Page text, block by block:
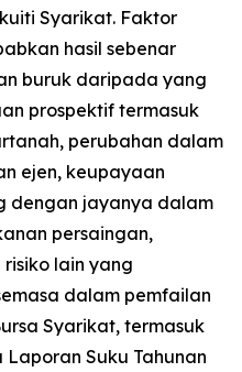
Syarikat. Faktor
hasil sebenar
buruk daripada yang
prospektif termasuk
perubahan dalam
ejen, keupayaan
dengan jayanya dalam
persaingan,
lain yang
dalam pemfailan
Syarikat, termasuk
Suku Tahunan